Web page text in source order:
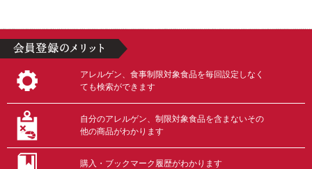
アレルゲン、食事制限対象食品を毎回設定しなく
ても検索ができます
自分のアレルゲン、制限対象食品を含まないその
他の商品がわかります
購入・ブックマーク履歴がわかります